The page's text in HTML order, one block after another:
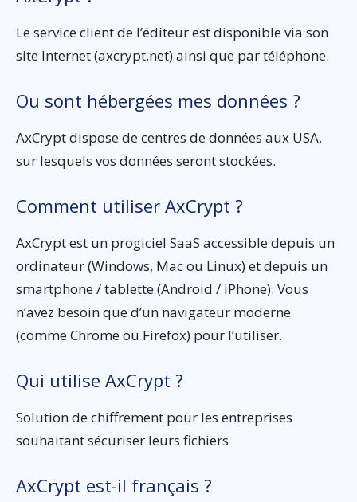
Le service client de l’éditeur est disponible via son
site Internet (axcrypt.net) ainsi que par téléphone.
Ou sont hébergées mes données ?
AxCrypt dispose de centres de données aux USA,
sur lesquels vos données seront stockées.
Comment utiliser AxCrypt ?
AxCrypt est un progiciel SaaS accessible depuis un
ordinateur (Windows, Mac ou Linux) et depuis un
smartphone / tablette (Android / iPhone). Vous
n’avez besoin que d’un navigateur moderne
(comme Chrome ou Firefox) pour l’utiliser.
Qui utilise AxCrypt ?
Solution de chiffrement pour les entreprises
souhaitant sécuriser leurs fichiers
AxCrypt est-il français ?